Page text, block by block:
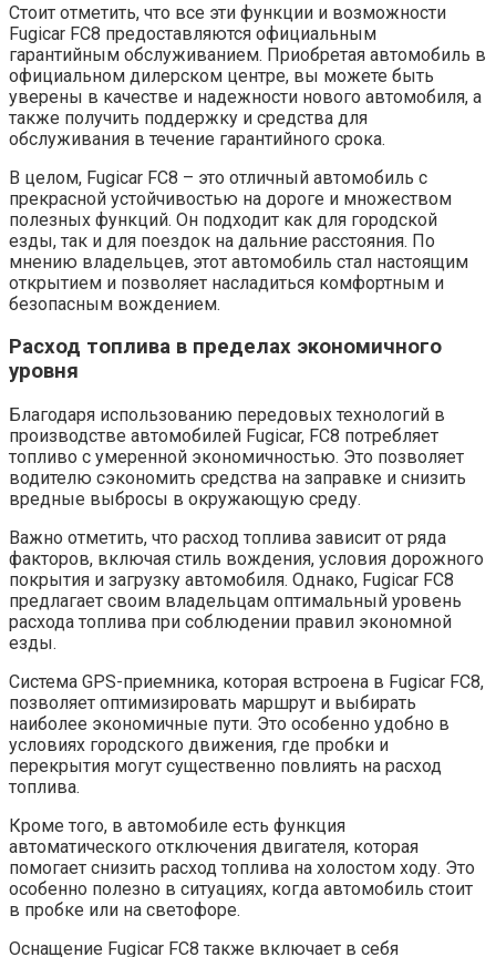
Стоит отметить, что все эти функции и возможности
Fugicar FC8 предоставляются официальным
гарантийным обслуживанием. Приобретая автомобиль в
официальном дилерском центре, вы можете быть
уверены в качестве и надежности нового автомобиля, а
также получить поддержку и средства для
обслуживания в течение гарантийного срока.
В целом, Fugicar FC8 – это отличный автомобиль с
прекрасной устойчивостью на дороге и множеством
полезных функций. Он подходит как для городской
езды, так и для поездок на дальние расстояния. По
мнению владельцев, этот автомобиль стал настоящим
открытием и позволяет насладиться комфортным и
безопасным вождением.
Расход топлива в пределах экономичного
уровня
Благодаря использованию передовых технологий в
производстве автомобилей Fugicar, FC8 потребляет
топливо с умеренной экономичностью. Это позволяет
водителю сэкономить средства на заправке и снизить
вредные выбросы в окружающую среду.
Важно отметить, что расход топлива зависит от ряда
факторов, включая стиль вождения, условия дорожного
покрытия и загрузку автомобиля. Однако, Fugicar FC8
предлагает своим владельцам оптимальный уровень
расхода топлива при соблюдении правил экономной
езды.
Система GPS-приемника, которая встроена в Fugicar FC8,
позволяет оптимизировать маршрут и выбирать
наиболее экономичные пути. Это особенно удобно в
условиях городского движения, где пробки и
перекрытия могут существенно повлиять на расход
топлива.
Кроме того, в автомобиле есть функция
автоматического отключения двигателя, которая
помогает снизить расход топлива на холостом ходу. Это
особенно полезно в ситуациях, когда автомобиль стоит
в пробке или на светофоре.
Оснащение Fugicar FC8 также включает в себя